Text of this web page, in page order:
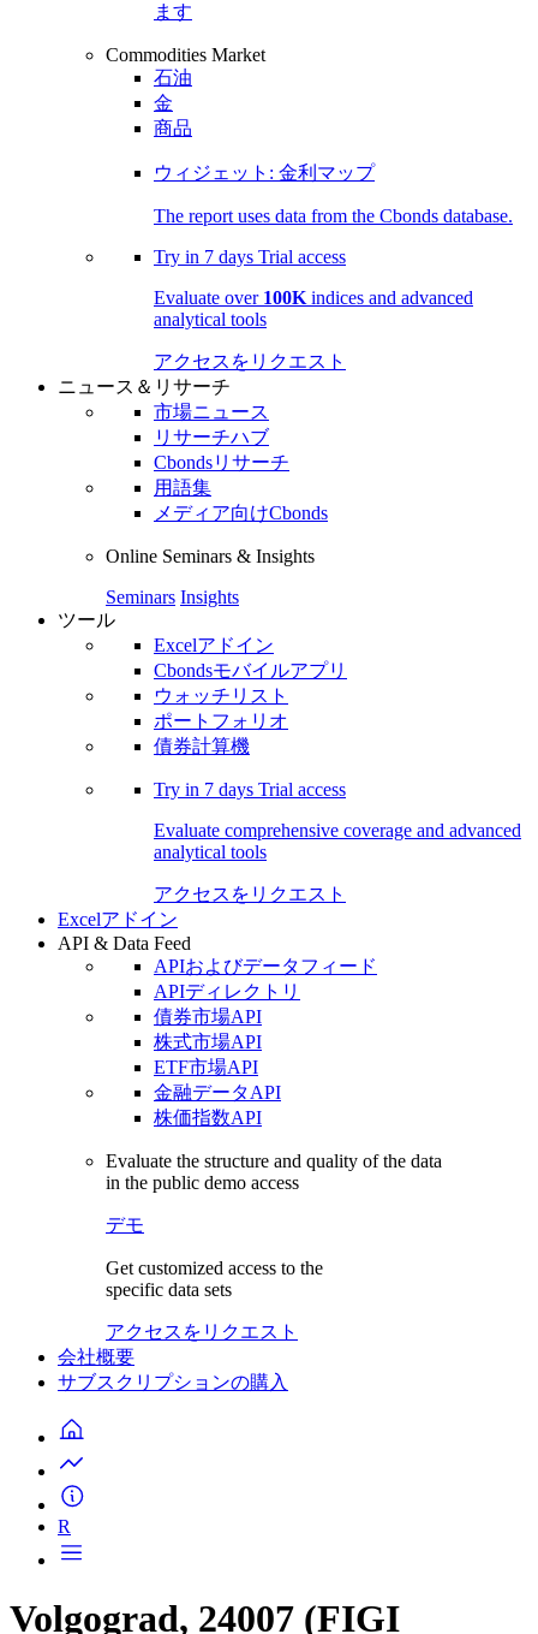
ます
Commodities Market
石油
金
商品
ウィジェット: 金利マップ
The report uses data from the Cbonds database.
Try in 7 days Trial access
Evaluate over 100K indices and advanced
analytical tools
アクセスをリクエスト
ニュース＆リサーチ
市場ニュース
リサーチハブ
Cbondsリサーチ
用語集
メディア向けCbonds
Online Seminars & Insights
Seminars Insights
ツール
Excelアドイン
Cbondsモバイルアプリ
ウォッチリスト
ポートフォリオ
債券計算機
Try in 7 days Trial access
Evaluate comprehensive coverage and advanced
analytical tools
アクセスをリクエスト
Excelアドイン
API & Data Feed
APIおよびデータフィード
APIディレクトリ
債券市場API
株式市場API
ETF市場API
金融データAPI
株価指数API
Evaluate the structure and quality of the data
in the public demo access
デモ
Get customized access to the
specific data sets
アクセスをリクエスト
会社概要
サブスクリプションの購入
R
Volgograd, 24007 (FIGI